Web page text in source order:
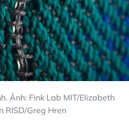
Ảnh: Fink Lab MIT/Elizabeth
RISD/Greg Hren